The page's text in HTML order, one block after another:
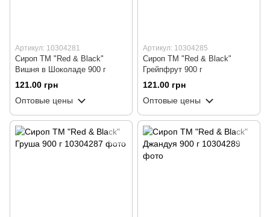
Артикул: 10304281
Сироп ТМ "Red & Black"
Вишня в Шоколаде 900 г
121.00 грн
Оптовые цены
Артикул: 10304285
Сироп ТМ "Red & Black"
Грейпфрут 900 г
121.00 грн
Оптовые цены